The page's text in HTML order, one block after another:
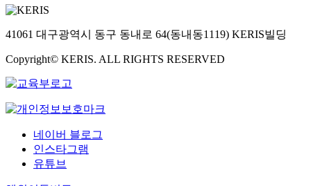
41061 대구광역시 동구 동내로 64(동내동1119) KERIS빌딩
Copyright© KERIS. ALL RIGHTS RESERVED
네이버 블로그
인스타그램
유튜브